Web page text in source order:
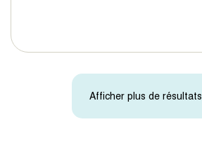
Afficher plus de résultats